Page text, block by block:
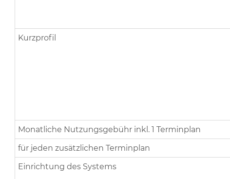
Kurzprofil
Monatliche Nutzungsgebühr inkl. 1 Terminplan
für jeden zusätzlichen Terminplan
Einrichtung des Systems